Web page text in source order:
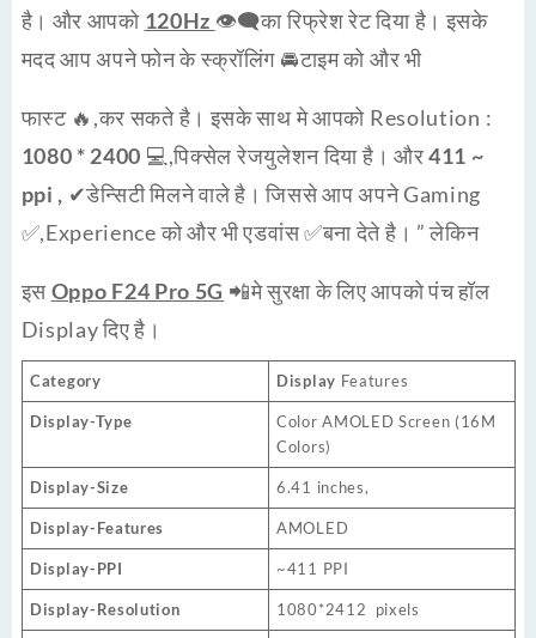
है। और आपको 120Hz 👁‍🗨का रिफ्रेश रेट दिया है। इसके
मदद आप अपने फोन के स्क्रॉलिंग 🚘टाइम को और भी
फास्ट 🔥,कर सकते है। इसके साथ मे आपको Resolution :
1080 * 2400 💻,पिक्सेल रेजयुलेशन दिया है। और411 ~
ppi , ✔डेन्सिटी मिलने वाले है। जिससे आप अपने Gaming
✅,Experience को और भी एडवांस ✅बना देते है। ” लेकिन
इसOppo F24 Pro 5G 📲मे सुरक्षा के लिए आपको पंच हॉल
Display दिए है।
Category Display Features
Display-Type
Color AMOLED Screen (16M
Colors)
Display-Size 6.41 inches,
Display-Features AMOLED
Display-PPI ~411 PPI
Display-Resolution 1080*2412 pixels